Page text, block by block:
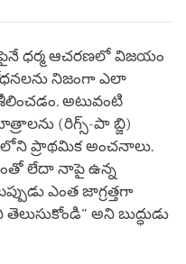
ధర్మ ఆచరణలో విజయం
నిజంగా ఎలా
అటువంటి
(రిగ్స్-పా బ్జి)
ప్రాథమిక అంచనాలు.
లేదా నాపై ఉన్న
ఎంత జాగ్రత్తగా
అని బుద్ధుడు